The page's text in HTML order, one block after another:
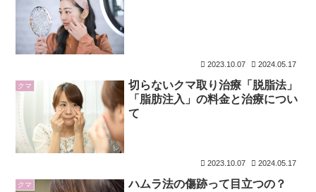
2023.10.07 2024.05.17
クマ
切らないクマ取り治療「脱脂法」
「脂肪注入」の料金と治療につい
て
2023.10.07 2024.05.17
クマ ハムラ法の傷跡って目立つの？